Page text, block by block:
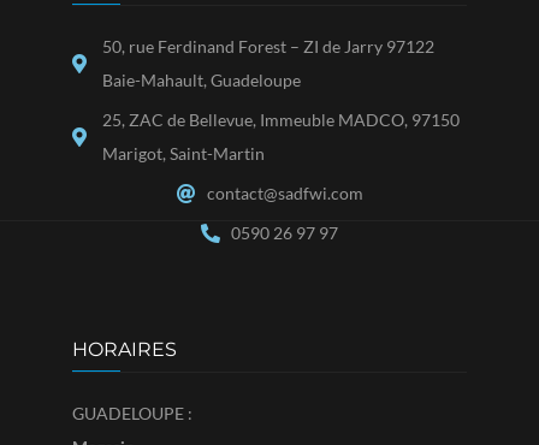
50, rue Ferdinand Forest – ZI de Jarry 97122
Baie-Mahault, Guadeloupe
25, ZAC de Bellevue, Immeuble MADCO, 97150
Marigot, Saint-Martin
contact@sadfwi.com
0590 26 97 97
HORAIRES
GUADELOUPE :